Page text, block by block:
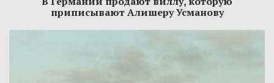
приписывают Алишеру Усманову